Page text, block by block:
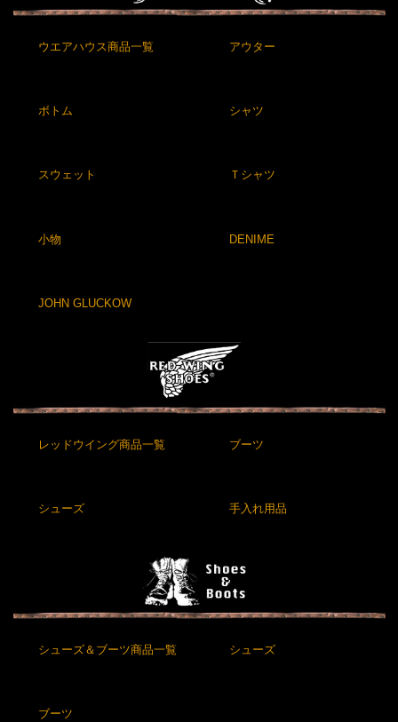
ウエアハウス商品一覧 アウター
ボトム シャツ
スウェット Ｔシャツ
小物 DENIME
JOHN GLUCKOW
レッドウイング商品一覧 ブーツ
シューズ 手入れ用品
シューズ＆ブーツ商品一覧 シューズ
ブーツ